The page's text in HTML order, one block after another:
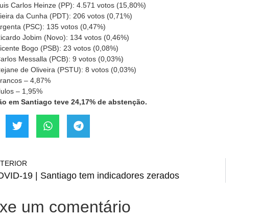
Carlos Heinze (PP): 4.571 votos (15,80%)
da Cunha (PDT): 206 votos (0,71%)
(PSC): 135 votos (0,47%)
Jobim (Novo): 134 votos (0,46%)
Bogo (PSB): 23 votos (0,08%)
Messalla (PCB): 9 votos (0,03%)
de Oliveira (PSTU): 8 votos (0,03%)
– 4,87%
– 1,95%
em Santiago teve 24,17% de abstenção.
19 | Santiago tem indicadores zerados
um comentário